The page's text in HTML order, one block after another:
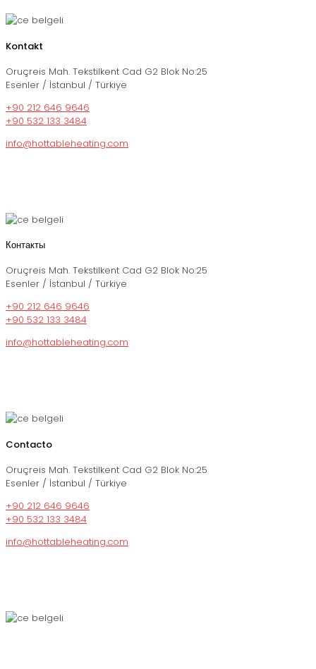
Kontakt
Oruçreis Mah. Tekstilkent Cad G2 Blok No:25
Esenler / İstanbul / Türkiye
+90 212 646 9646
+90 532 133 3484
info@hottableheating.com
Контакты
Oruçreis Mah. Tekstilkent Cad G2 Blok No:25
Esenler / İstanbul / Türkiye
+90 212 646 9646
+90 532 133 3484
info@hottableheating.com
Contacto
Oruçreis Mah. Tekstilkent Cad G2 Blok No:25
Esenler / İstanbul / Türkiye
+90 212 646 9646
+90 532 133 3484
info@hottableheating.com